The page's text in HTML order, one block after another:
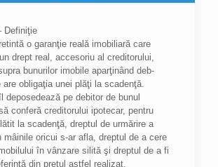
Definiţie
o garanţie reală imobiliară care
drept real, accesoriu al creditorului,
bunurilor imobile aparţinând deb-
are obligaţia unei plăţi la scadenţă.
deposedează pe debitor de bunul
conferă creditorului ipotecar, pentru
la scadenţă, dreptul de urmărire a
mâinile oricui s-ar afla, dreptul de a cere
în vânzare silită şi dreptul de a fi
din preţul astfel realizat.